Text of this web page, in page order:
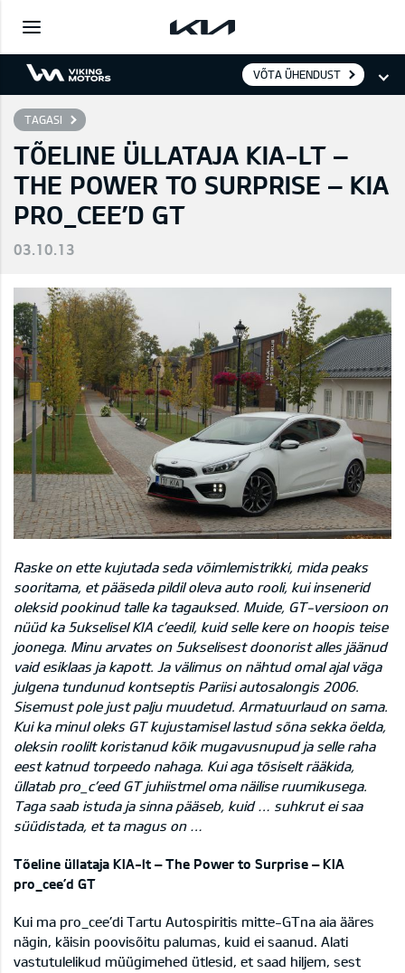
VÕTA ÜHENDUST
TAGASI
TÕELINE ÜLLATAJA KIA-LT –
THE POWER TO SURPRISE – KIA
PRO_CEE’D GT
03.10.13
Raske on ette kujutada seda võimlemistrikki, mida peaks
sooritama, et pääseda pildil oleva auto rooli, kui insenerid
oleksid pookinud talle ka tagauksed. Muide, GT-versioon on
nüüd ka 5ukselisel KIA c’eedil, kuid selle kere on hoopis teise
joonega. Minu arvates on 5ukselisest doonorist alles jäänud
vaid esiklaas ja kapott. Ja välimus on nähtud omal ajal väga
julgena tundunud kontseptis Pariisi autosalongis 2006.
Sisemust pole just palju muudetud. Armatuurlaud on sama.
Kui ka minul oleks GT kujustamisel lastud sõna sekka öelda,
oleksin roolilt koristanud kõik mugavusnupud ja selle raha
eest katnud torpeedo nahaga. Kui aga tõsiselt rääkida,
üllatab pro_c’eed GT juhiistmel oma näilise ruumikusega.
Taga saab istuda ja sinna pääseb, kuid … suhkrut ei saa
süüdistada, et ta magus on …
Tõeline üllataja KIA-lt – The Power to Surprise – KIA
pro_cee’d GT
Kui ma pro_cee’di Tartu Autospiritis mitte-GTna aia ääres
nägin, käisin poovisõitu palumas, kuid ei saanud. Alati
vastutulelikud müügimehed ütlesid, et saad hiljem, sest